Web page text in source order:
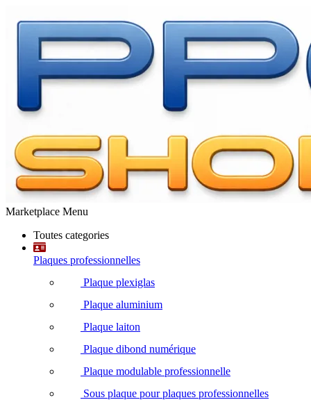
Marketplace Menu
Toutes categories
Plaques professionnelles
Plaque plexiglas
Plaque aluminium
Plaque laiton
Plaque dibond numérique
Plaque modulable professionnelle
Sous plaque pour plaques professionnelles